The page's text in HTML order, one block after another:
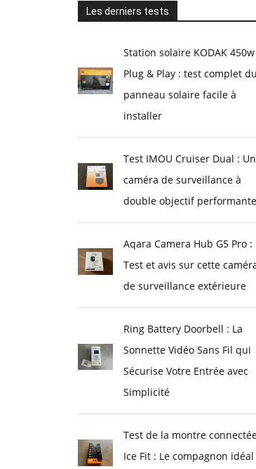
Les derniers tests
Station solaire KODAK 450w
Plug & Play : test complet du
panneau solaire facile à
installer
Test IMOU Cruiser Dual :
caméra de surveillance à
double objectif performante
Aqara Camera Hub G5 Pro :
Test et avis sur cette
de surveillance extérieure
Ring Battery Doorbell : La
Sonnette Vidéo Sans Fil qui
Sécurise Votre Entrée avec
Simplicité
Test de la montre
Ice Fit : Le compagnon idéal